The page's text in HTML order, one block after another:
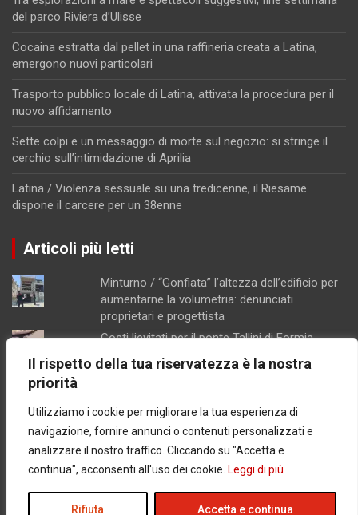
Il rispetto della tua riservatezza è la nostra
priorità
Utilizziamo i cookie per migliorare la tua esperienza di
navigazione, fornire annunci o contenuti personalizzati e
analizzare il nostro traffico. Cliccando su "Accetta e
continua", acconsenti all'uso dei cookie. Leggi di più
Rifiuta Accetta e continua
del parco Riviera d’Ulisse
Cocaina estratta dal pellet in una raffineria creata a Latina,
emergono nuovi particolari
Trasporto pubblico locale di Latina, attivata la procedura per il
nuovo affidamento
Sette colpi e un messaggio di morte sul negozio: si stringe il
cerchio sull’intimidazione di Aprilia
Latina / Violenza sessuale su una tredicenne, il Riesame
dispone il carcere per un 38enne
Articoli più letti
Minturno / “Gonfiata” l’altezza dell’edificio per
aumentarne la volumetria: denunciati
proprietari e progettista
Costi lievitati per il ponte Tallini di Formia,
l'analisi della consigliera Immacolata Arnone
Caso Mendico, crollano le iscrizioni al
Pacinotti di Santi Cosma e Damiano: soltanto
tre studenti, salta la prima classe
Concorsopoli all’Asl di Latina, licenziati